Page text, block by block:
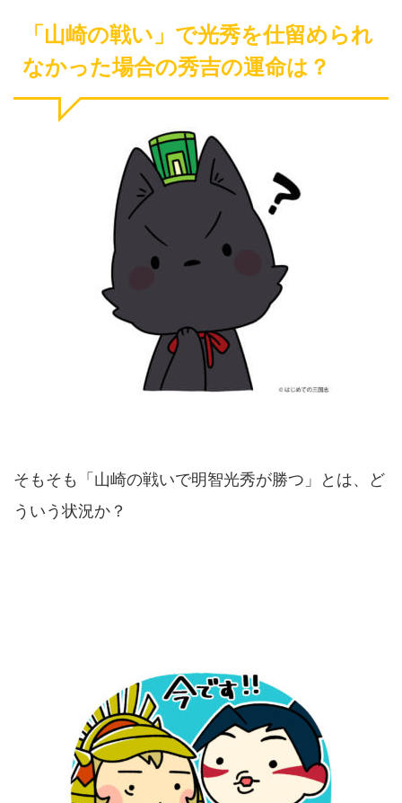
「山崎の戦い」で光秀を仕留められ
なかった場合の秀吉の運命は？
そもそも「山崎の戦いで明智光秀が勝つ」とは、ど
ういう状況か？